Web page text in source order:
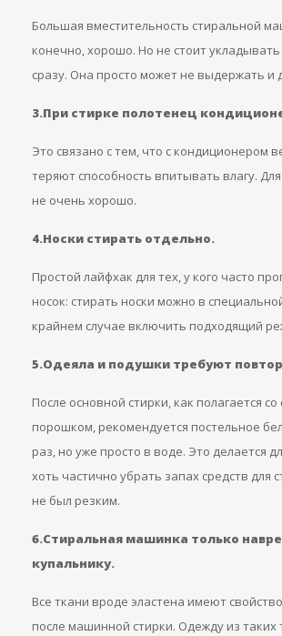
Большая вместительность стиральной
конечно, хорошо. Но не стоит укладывать
сразу. Она просто может не выдержать и
3.При стирке полотенец
Это связано с тем, что с кондиционером
теряют способность впитывать влагу.
не очень хорошо.
4.Носки стирать отдельно.
Простой лайфхак для тех, у кого часто
носок: стирать носки можно в
крайнем случае включить подходящий
5.Одеяла и подушки требуют
После основной стирки, как полагается
порошком, рекомендуется постельное
раз, но уже просто в воде. Это делается
хоть частично убрать запах средств для
не был резким.
6.Стиральная машинка только
купальнику.
Все ткани вроде эластена имеют
после машинной стирки. Одежду из